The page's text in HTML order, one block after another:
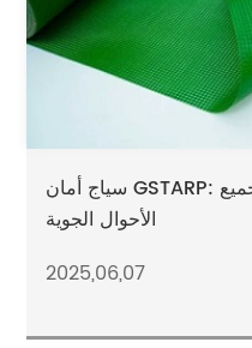
سياج أمان GSTARP: حماية بناء عالية القوة في جميع
الأحوال الجوية
2025,06,07